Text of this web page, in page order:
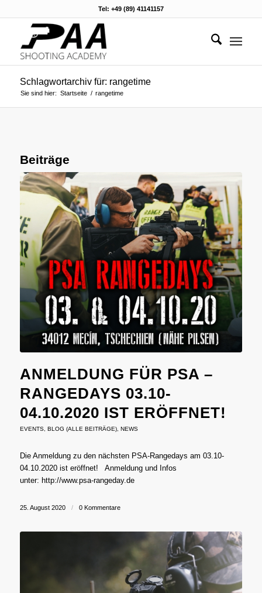
Tel: +49 (89) 41141157
Schlagwortarchiv für: rangetime
Sie sind hier: Startseite / rangetime
Beiträge
ANMELDUNG FÜR PSA –
RANGEDAYS 03.10-
04.10.2020 IST ERÖFFNET!
EVENTS, BLOG (ALLE BEITRÄGE), NEWS
Die Anmeldung zu den nächsten PSA-Rangedays am 03.10-
04.10.2020 ist eröffnet! Anmeldung und Infos
unter: http://www.psa-rangeday.de
25. August 2020 / 0 Kommentare